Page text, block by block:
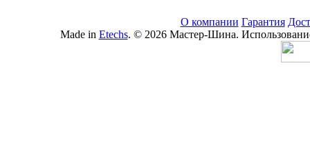
О компании Гарантия
Made in Etechs. © 2026 Мастер-Шина.